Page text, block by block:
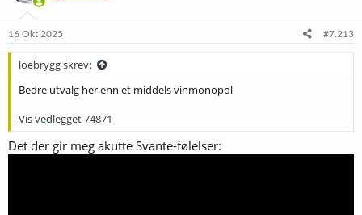
o
e
16 Okt 2025 #7.213
loebrygg skrev:
Bedre utvalg her enn et middels vinmonopol
Vis vedlegget 74871
Det der gir meg akutte Svante-følelser: